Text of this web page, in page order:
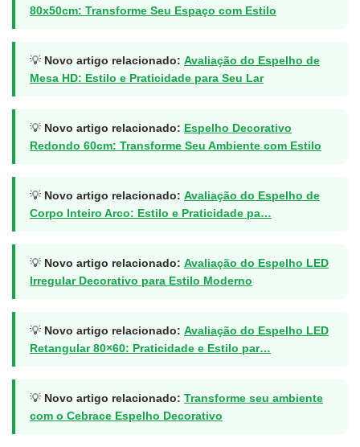
80x50cm: Transforme Seu Espaço com Estilo
💡 Novo artigo relacionado: Avaliação do Espelho de
Mesa HD: Estilo e Praticidade para Seu Lar
💡 Novo artigo relacionado: Espelho Decorativo
Redondo 60cm: Transforme Seu Ambiente com Estilo
💡 Novo artigo relacionado: Avaliação do Espelho de
Corpo Inteiro Arco: Estilo e Praticidade pa…
💡 Novo artigo relacionado: Avaliação do Espelho LED
Irregular Decorativo para Estilo Moderno
💡 Novo artigo relacionado: Avaliação do Espelho LED
Retangular 80×60: Praticidade e Estilo par…
💡 Novo artigo relacionado: Transforme seu ambiente
com o Cebrace Espelho Decorativo